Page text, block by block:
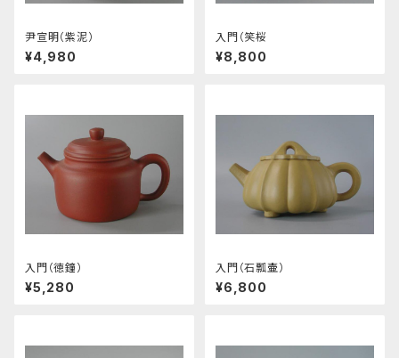
尹宣明（紫泥）
¥4,980
入門（笑桜
¥8,800
入門（徳鐘）
¥5,280
入門（石瓢壷）
¥6,800